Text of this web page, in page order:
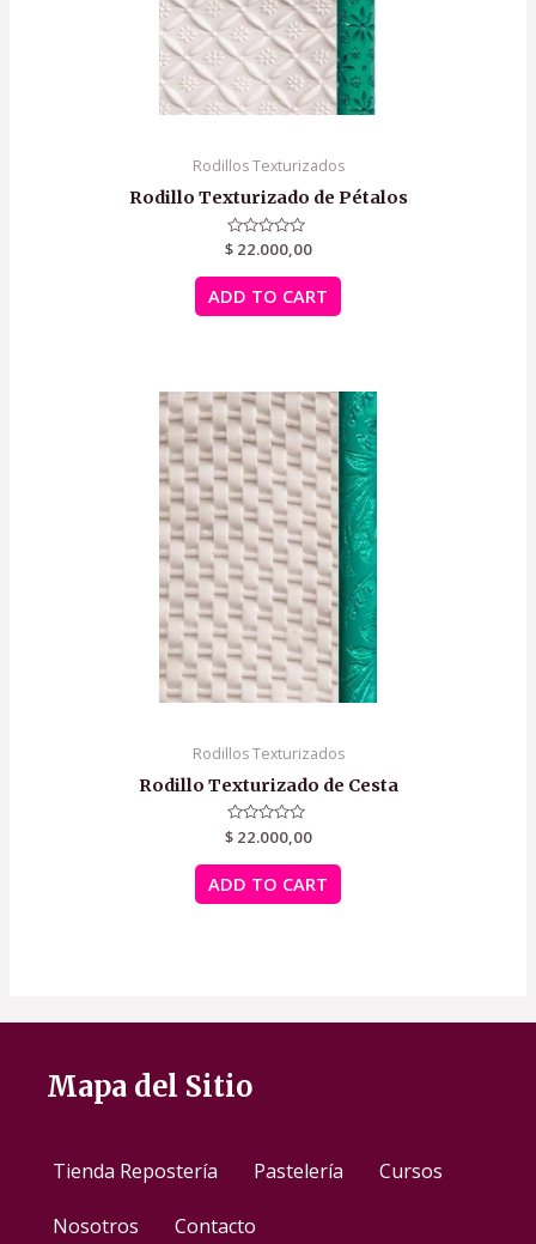
Rodillos Texturizados
Rodillo Texturizado de Pétalos
Rated
out
of
5
$22.000,00
ADD TO CART
Rodillos Texturizados
Rodillo Texturizado de Cesta
Rated
out
of
5
$22.000,00
ADD TO CART
Mapa del Sitio
Tienda Repostería Pastelería Cursos
Nosotros Contacto